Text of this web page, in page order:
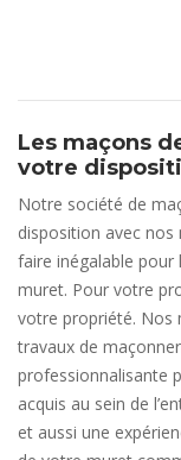
Les maçons
votre
Notre société de
disposition avec nos
faire inégalable
muret. Pour votre
votre propriété. Nos
travaux de
professionnalisante
acquis au sein de
et aussi une